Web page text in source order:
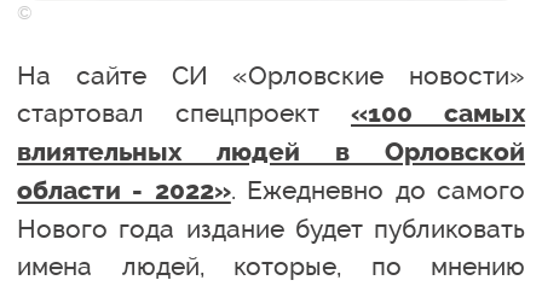
©
На сайте СИ «Орловские новости»
стартовал спецпроект «100 самых
влиятельных людей в Орловской
области - 2022». Ежедневно до самого
Нового года издание будет публиковать
имена людей, которые, по мнению